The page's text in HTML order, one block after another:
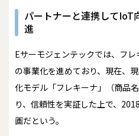
パートナーと連携してIoT
進
Eサーモジェンテックでは、フ
の事業化を進めており、現在、
化モデル「フレキーナ」（商品
り、信頼性を実証した上で、
画だという。